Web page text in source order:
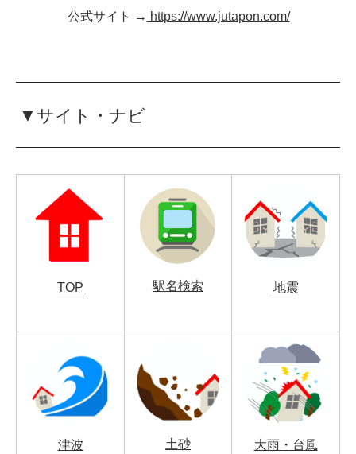
公式サイト → https://www.jutapon.com/
▼サイト・ナビ
TOP 駅名検索 地震
津波 土砂 大雨・台風